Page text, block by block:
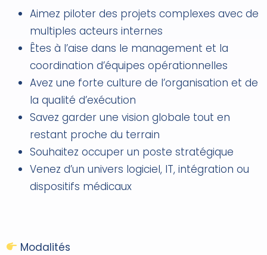
Aimez piloter des projets complexes avec de
multiples acteurs internes
Êtes à l’aise dans le management et la
coordination d’équipes opérationnelles
Avez une forte culture de l’organisation et de
la qualité d’exécution
Savez garder une vision globale tout en
restant proche du terrain
Souhaitez occuper un poste stratégique
Venez d’un univers logiciel, IT, intégration ou
dispositifs médicaux
Modalités